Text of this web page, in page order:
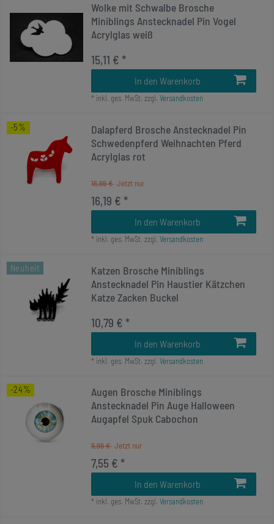
Wolke mit Schwalbe Brosche
Miniblings Anstecknadel Pin Vogel
Acrylglas weiß
15,11 € *
In den Warenkorb
* inkl. ges. MwSt. zzgl. Versandkosten
-5%
Dalapferd Brosche Anstecknadel Pin
Schwedenpferd Weihnachten Pferd
Acrylglas rot
16,99 €
16,19 € *
In den Warenkorb
* inkl. ges. MwSt. zzgl. Versandkosten
Neuheit
Katzen Brosche Miniblings
Anstecknadel Pin Haustier Kätzchen
Katze Zacken Buckel
10,79 € *
In den Warenkorb
* inkl. ges. MwSt. zzgl. Versandkosten
-24%
Augen Brosche Miniblings
Anstecknadel Pin Auge Halloween
Augapfel Spuk Cabochon
9,99 €
7,55 € *
In den Warenkorb
* inkl. ges. MwSt. zzgl. Versandkosten